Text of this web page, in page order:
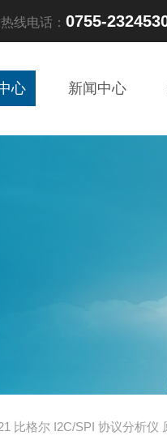
线电话： 0755-
心 新闻中心
比格尔 I2C/SPI 协议分析仪